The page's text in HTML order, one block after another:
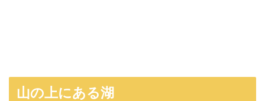
山の上にある湖